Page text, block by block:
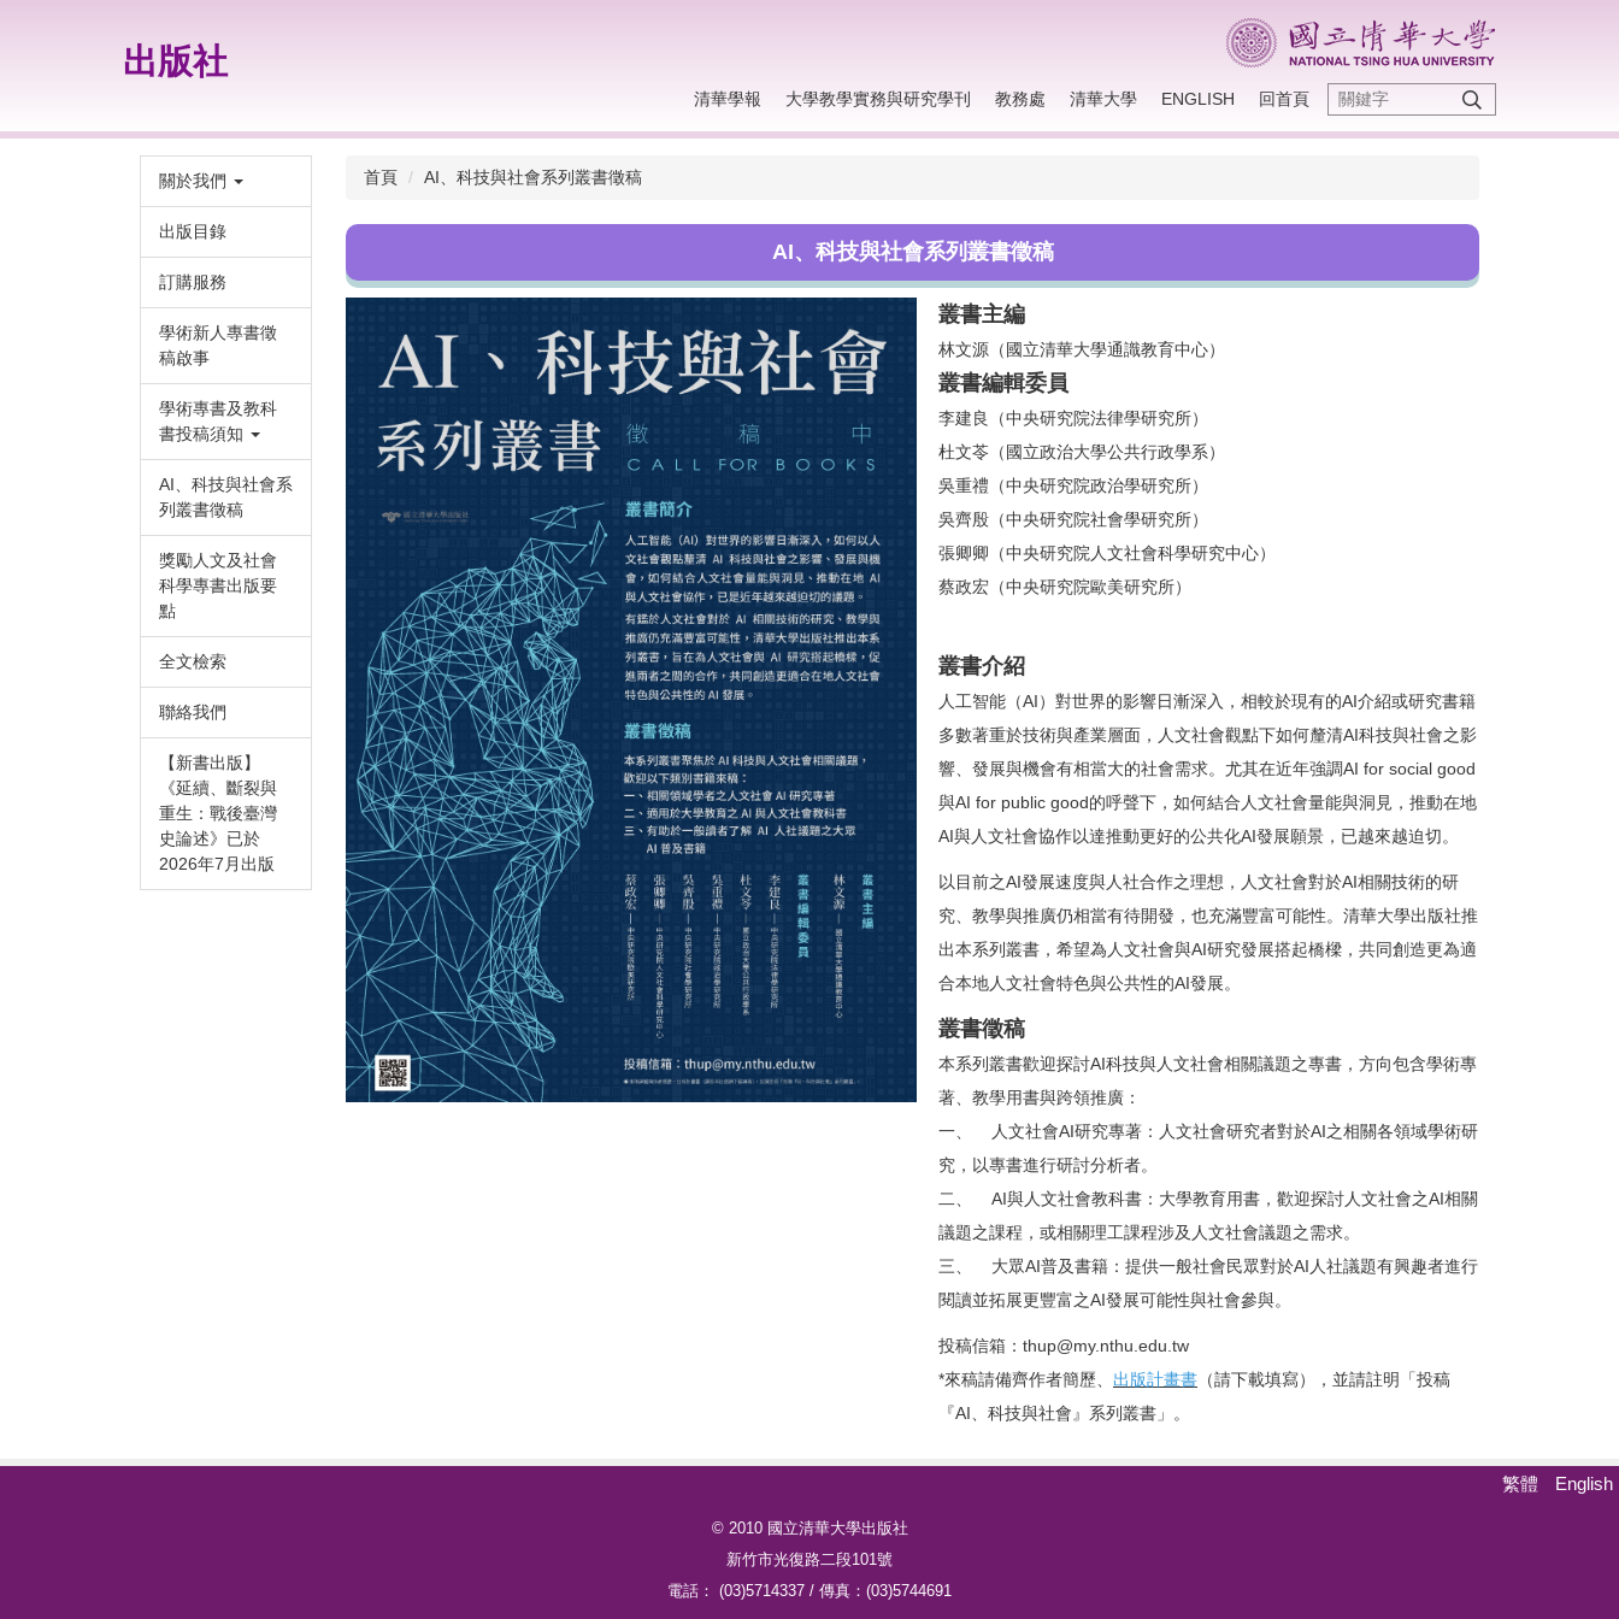
容
出版社
清華學報 大學教學實務與研究學刊 教務處 清華大學 ENGLISH 回首頁
關於我們
出版目錄
訂購服務
學術新人專書徵
稿啟事
學術專書及教科
書投稿須知
AI、科技與社會系
列叢書徵稿
獎勵人文及社會
科學專書出版要
點
全文檢索
聯絡我們
【新書出版】
《延續、斷裂與
重生：戰後臺灣
史論述》已於
2026年7月出版
首頁 AI、科技與社會系列叢書徵稿
AI、科技與社會系列叢書徵稿
叢書主編
林文源（國立清華大學通識教育中心）
叢書編輯委員
李建良（中央研究院法律學研究所）
杜文苓（國立政治大學公共行政學系）
吳重禮（中央研究院政治學研究所）
吳齊殷（中央研究院社會學研究所）
張卿卿（中央研究院人文社會科學研究中心）
蔡政宏（中央研究院歐美研究所）
叢書介紹
人工智能（AI）對世界的影響日漸深入，相較於現有的AI介紹或研究書籍
多數著重於技術與產業層面，人文社會觀點下如何釐清AI科技與社會之影
響、發展與機會有相當大的社會需求。尤其在近年強調AI for social good
與AI for public good的呼聲下，如何結合人文社會量能與洞見，推動在地
AI與人文社會協作以達推動更好的公共化AI發展願景，已越來越迫切。
以目前之AI發展速度與人社合作之理想，人文社會對於AI相關技術的研
究、教學與推廣仍相當有待開發，也充滿豐富可能性。清華大學出版社推
出本系列叢書，希望為人文社會與AI研究發展搭起橋樑，共同創造更為適
合本地人文社會特色與公共性的AI發展。
叢書徵稿
本系列叢書歡迎探討AI科技與人文社會相關議題之專書，方向包含學術專
著、教學用書與跨領推廣：
一、 人文社會AI研究專著：人文社會研究者對於AI之相關各領域學術研
究，以專書進行研討分析者。
二、 AI與人文社會教科書：大學教育用書，歡迎探討人文社會之AI相關
議題之課程，或相關理工課程涉及人文社會議題之需求。
三、 大眾AI普及書籍：提供一般社會民眾對於AI人社議題有興趣者進行
閱讀並拓展更豐富之AI發展可能性與社會參與。
投稿信箱：thup@my.nthu.edu.tw
*來稿請備齊作者簡歷、 出版計畫書 （請下載填寫），並請註明「投稿
『AI、科技與社會』系列叢書」。
繁體 English
© 2010 國立清華大學出版社
新竹市光復路二段101號
電話： (03)5714337 / 傳真：(03)5744691